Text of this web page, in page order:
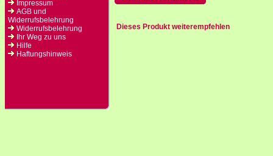
Impressum
AGB und
Widerrufsbelehrung
Widerrufsbelehrung
Ihr Weg zu uns
Hilfe
Haftungshinweis
Dieses Produkt weiterempfehlen